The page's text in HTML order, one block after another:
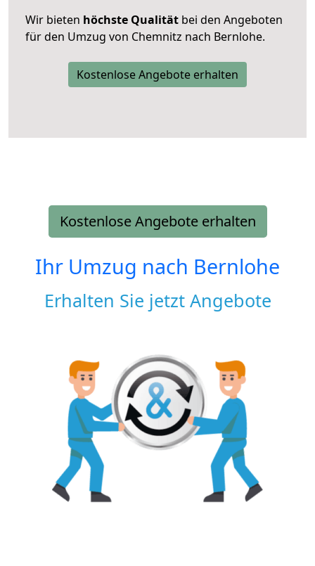
Wir bieten höchste Qualität bei den Angeboten
für den Umzug von Chemnitz nach Bernlohe.
Kostenlose Angebote erhalten
Kostenlose Angebote erhalten
Ihr Umzug nach Bernlohe
Erhalten Sie jetzt Angebote